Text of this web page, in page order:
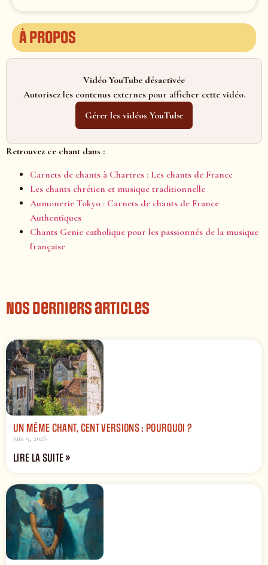
À propos
Vidéo YouTube désactivée
Autorisez les contenus externes pour afficher cette vidéo.
Gérer les vidéos YouTube
Retrouvez ce chant dans :
Carnets de chants à Chartres : Les chants de France
Les chants chrétien et musique traditionnelle
Aumonerie Tokyo : Carnets de chants de France
Authentiques
Chants Genie catholique pour les passionnés de la musique
française
Nos derniers articles
UN MÊME CHANT, CENT VERSIONS : POURQUOI ?
juin 9, 2026
LIRE LA SUITE »